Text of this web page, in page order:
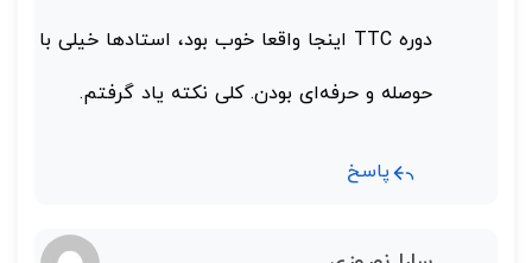
دوره TTC اینجا واقعا خوب بود، استادها خیلی با
حوصله و حرفه‌ای بودن. کلی نکته یاد گرفتم.
پاسخ